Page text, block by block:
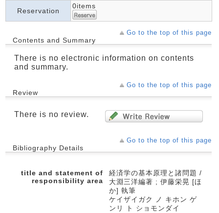
Reservation
0items
Go to the top of this page
Contents and Summary
There is no electronic information on contents
and summary.
Go to the top of this page
Review
There is no review.
Go to the top of this page
Bibliography Details
title and statement of
responsibility area
経済学の基本原理と諸問題 /
大淵三洋編著 ; 伊藤栄晃 [ほ
か] 執筆
ケイザイガク ノ キホン ゲ
ンリ ト ショモンダイ